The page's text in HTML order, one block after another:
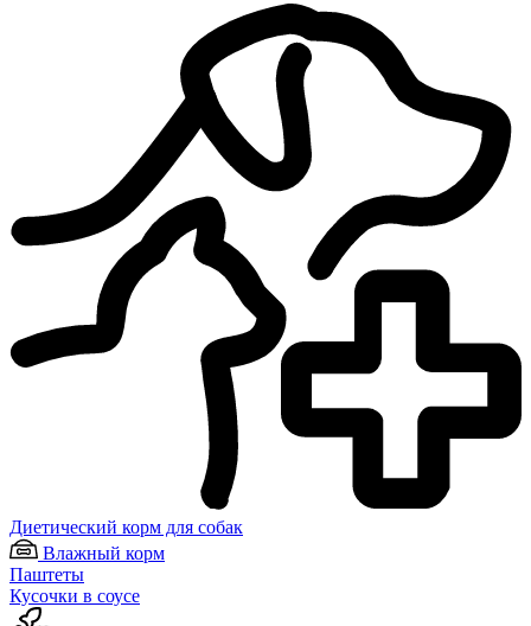
Диетический корм для собак
Влажный корм
Паштеты
Кусочки в соусе